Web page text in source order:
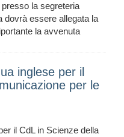
la segreteria
dovrà essere allegata la
la avvenuta
inglese per il
per le
il CdL in Scienze della